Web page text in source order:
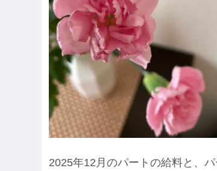
2025年12月のパートの給料と、